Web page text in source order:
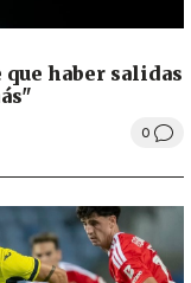
haber salidas
0